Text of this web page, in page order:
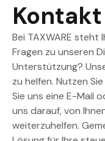
Kontakt
Bei TAXWARE steht
Fragen zu unseren
Unterstützung?
zu helfen. Nutzen
Sie uns eine E-Mail
uns darauf, von
weiterzuhelfen.